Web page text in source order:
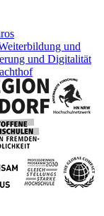
und
und Digitalität